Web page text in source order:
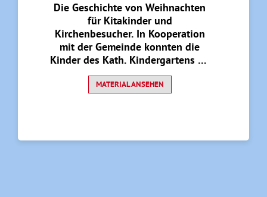
Die Geschichte von Weihnachten
für Kitakinder und
Kirchenbesucher. In Kooperation
mit der Gemeinde konnten die
Kinder des Kath. Kindergartens St.
Josef Hemmerde in der Adventszeit
eine Krippenlandschaft in einer
MATERIAL ANSEHEN